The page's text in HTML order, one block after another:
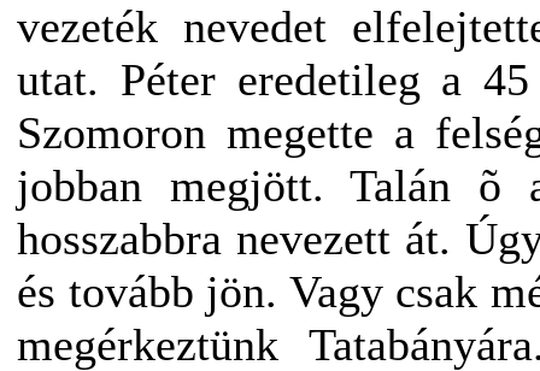
vezeték nevedet
utat. Péter eredetileg a
Szomoron megette a
jobban megjött. Talán õ
hosszabbra nevezett át.
és tovább jön. Vagy csak
megérkeztünk